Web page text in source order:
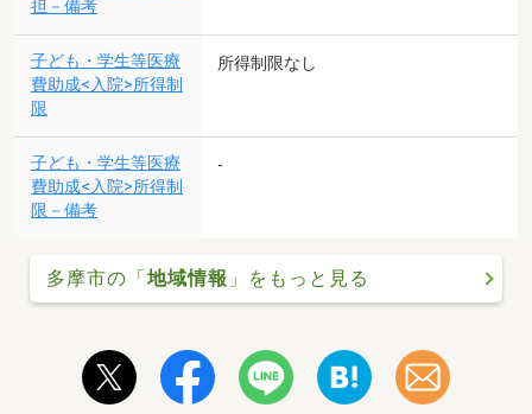
担－備考
子ども・学生等医療
費助成<入院>所得制
限
所得制限なし
子ども・学生等医療
費助成<入院>所得制
限－備考
-
多摩市の「地域情報 」をもっと見る